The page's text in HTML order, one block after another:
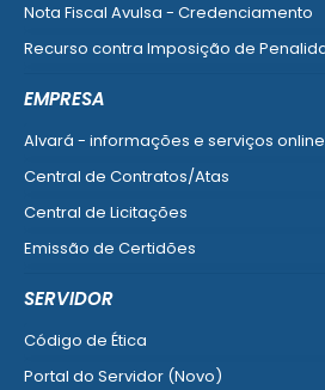
Nota Fiscal Avulsa - Credenciamento
Recurso contra Imposição de
EMPRESA
Alvará - informações e serviços online
Central de Contratos/Atas
Central de Licitações
Emissão de Certidões
SERVIDOR
Código de Ética
Portal do Servidor (Novo)